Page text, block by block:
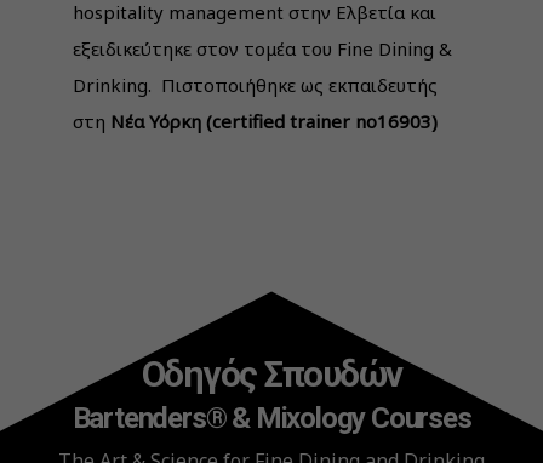
hospitality management στην Ελβετία και
εξειδικεύτηκε στον τομέα του Fine Dining &
Drinking. Πιστοποιήθηκε ως εκπαιδευτής
στη Νέα Υόρκη (certified trainer no16903)
Οδηγός Σπουδών
Bartenders® & Mixology Courses